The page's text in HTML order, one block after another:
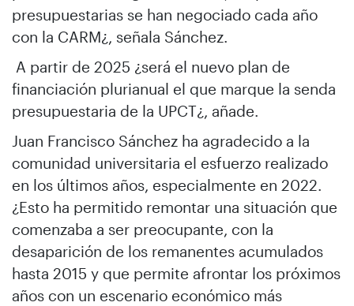
presupuestarias se han negociado cada año
con la CARM¿, señala Sánchez.
A partir de 2025 ¿será el nuevo plan de
financiación plurianual el que marque la senda
presupuestaria de la UPCT¿, añade.
Juan Francisco Sánchez ha agradecido a la
comunidad universitaria el esfuerzo realizado
en los últimos años, especialmente en 2022.
¿Esto ha permitido remontar una situación que
comenzaba a ser preocupante, con la
desaparición de los remanentes acumulados
hasta 2015 y que permite afrontar los próximos
años con un escenario económico más